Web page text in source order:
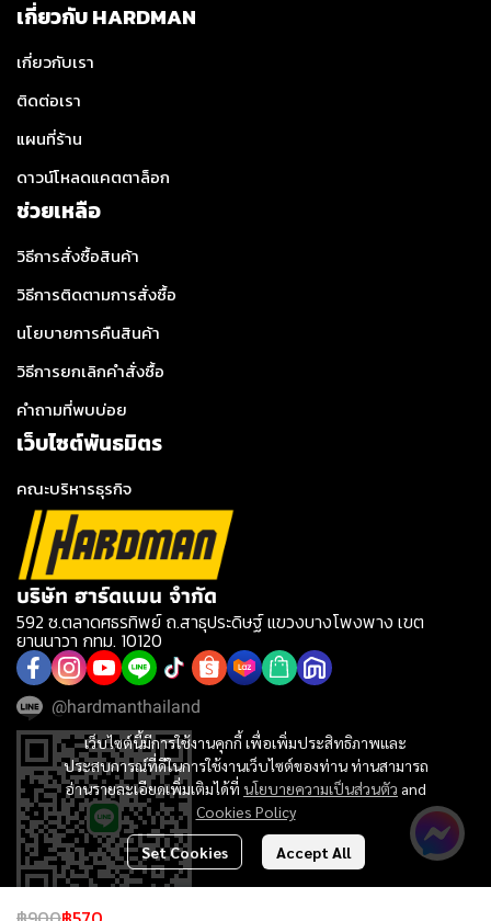
เว็บไซต์นี้มีการใช้งานคุกกี้ เพื่อเพิ่มประสิทธิภาพและ
ประสบการณ์ที่ดีในการใช้งานเว็บไซต์ของท่าน ท่านสามารถ
อ่านรายละเอียดเพิ่มเติมได้ที่ นโยบายความเป็นส่วนตัว and
Cookies Policy
Set Cookies Accept All
เกี่ยวกับ HARDMAN
เกี่ยวกับเรา
ติดต่อเรา
แผนที่ร้าน
ดาวน์โหลดแคตตาล็อก
ช่วยเหลือ
วิธีการสั่งซื้อสินค้า
วิธีการติดตามการสั่งซื้อ
นโยบายการคืนสินค้า
วิธีการยกเลิกคำสั่งซื้อ
คำถามที่พบบ่อย
เว็บไซต์พันธมิตร
คณะบริหารธุรกิจ
บริษัท ฮาร์ดแมน จำกัด
592 ซ.ตลาดศธรทิพย์ ถ.สาธุประดิษฐ์ แขวงบางโพงพาง เขต
ยานนาวา กทม. 10120
@hardmanthailand